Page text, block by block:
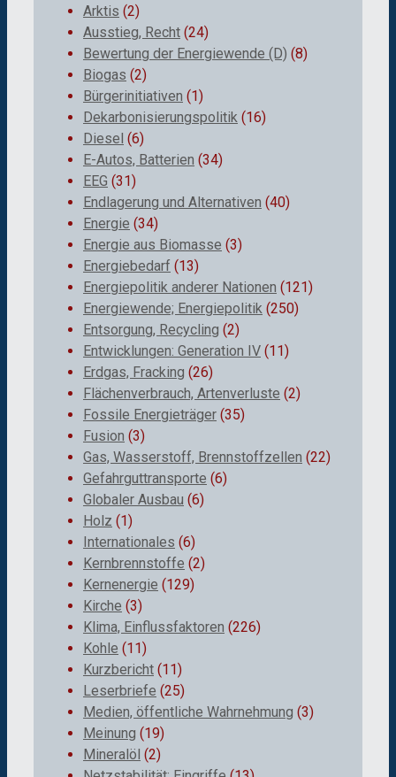
Arktis (2)
Ausstieg, Recht (24)
Bewertung der Energiewende (D) (8)
Biogas (2)
Bürgerinitiativen (1)
Dekarbonisierungspolitik (16)
Diesel (6)
E-Autos, Batterien (34)
EEG (31)
Endlagerung und Alternativen (40)
Energie (34)
Energie aus Biomasse (3)
Energiebedarf (13)
Energiepolitik anderer Nationen (121)
Energiewende; Energiepolitik (250)
Entsorgung, Recycling (2)
Entwicklungen: Generation IV (11)
Erdgas, Fracking (26)
Flächenverbrauch, Artenverluste (2)
Fossile Energieträger (35)
Fusion (3)
Gas, Wasserstoff, Brennstoffzellen (22)
Gefahrguttransporte (6)
Globaler Ausbau (6)
Holz (1)
Internationales (6)
Kernbrennstoffe (2)
Kernenergie (129)
Kirche (3)
Klima, Einflussfaktoren (226)
Kohle (11)
Kurzbericht (11)
Leserbriefe (25)
Medien, öffentliche Wahrnehmung (3)
Meinung (19)
Mineralöl (2)